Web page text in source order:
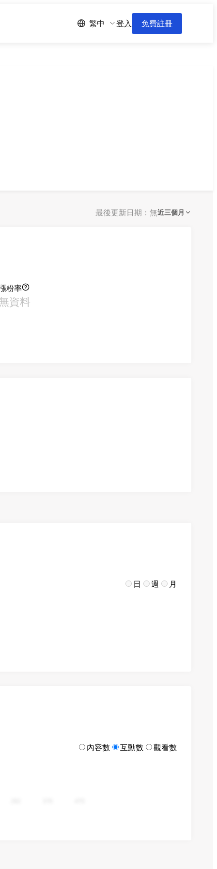
繁中 登入 免費註冊
最後更新日期：無近三個月
粉率
資料
日 週 月
內容數 互動數 觀看數